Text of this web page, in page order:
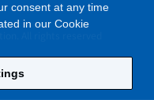
All rights reserved
consent at any time
in our Cookie